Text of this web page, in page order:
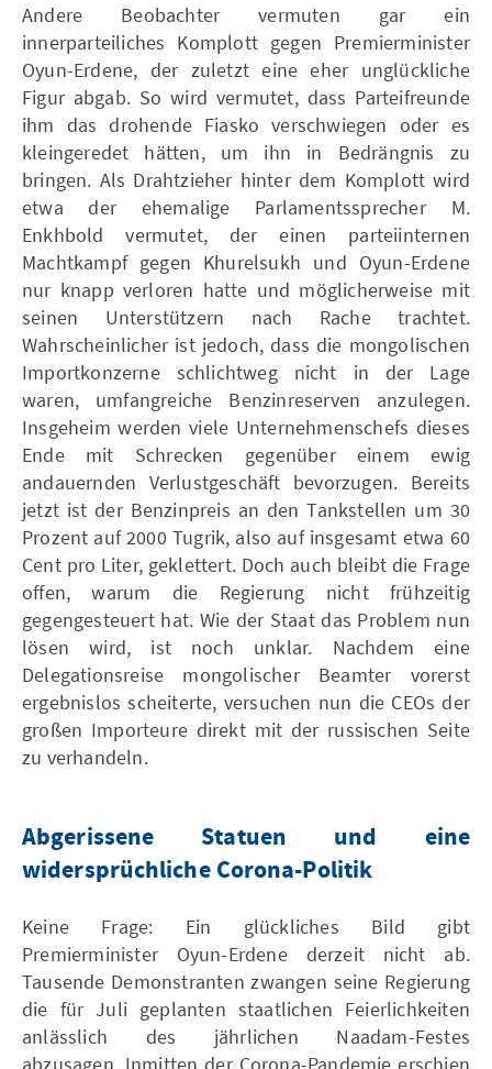
Andere Beobachter vermuten gar ein
innerparteiliches Komplott gegen Premierminister
Oyun-Erdene, der zuletzt eine eher unglückliche
Figur abgab. So wird vermutet, dass Parteifreunde
ihm das drohende Fiasko verschwiegen oder es
kleingeredet hätten, um ihn in Bedrängnis zu
bringen. Als Drahtzieher hinter dem Komplott wird
etwa der ehemalige Parlamentssprecher M.
Enkhbold vermutet, der einen parteiinternen
Machtkampf gegen Khurelsukh und Oyun-Erdene
nur knapp verloren hatte und möglicherweise mit
seinen Unterstützern nach Rache trachtet.
Wahrscheinlicher ist jedoch, dass die mongolischen
Importkonzerne schlichtweg nicht in der Lage
waren, umfangreiche Benzinreserven anzulegen.
Insgeheim werden viele Unternehmenschefs dieses
Ende mit Schrecken gegenüber einem ewig
andauernden Verlustgeschäft bevorzugen. Bereits
jetzt ist der Benzinpreis an den Tankstellen um 30
Prozent auf 2000 Tugrik, also auf insgesamt etwa 60
Cent pro Liter, geklettert. Doch auch bleibt die Frage
offen, warum die Regierung nicht frühzeitig
gegengesteuert hat. Wie der Staat das Problem nun
lösen wird, ist noch unklar. Nachdem eine
Delegationsreise mongolischer Beamter vorerst
ergebnislos scheiterte, versuchen nun die CEOs der
großen Importeure direkt mit der russischen Seite
zu verhandeln.
Abgerissene Statuen und eine
widersprüchliche Corona-Politik
Keine Frage: Ein glückliches Bild gibt
Premierminister Oyun-Erdene derzeit nicht ab.
Tausende Demonstranten zwangen seine Regierung
die für Juli geplanten staatlichen Feierlichkeiten
anlässlich des jährlichen Naadam-Festes
abzusagen. Inmitten der Corona-Pandemie erschien